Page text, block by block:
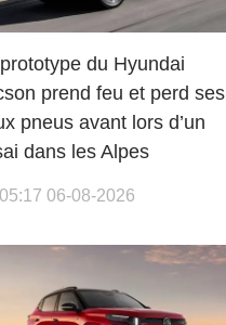
du Hyundai
prend feu et perd ses
pneus avant lors d’un
dans les Alpes
05:17 06-08-2026